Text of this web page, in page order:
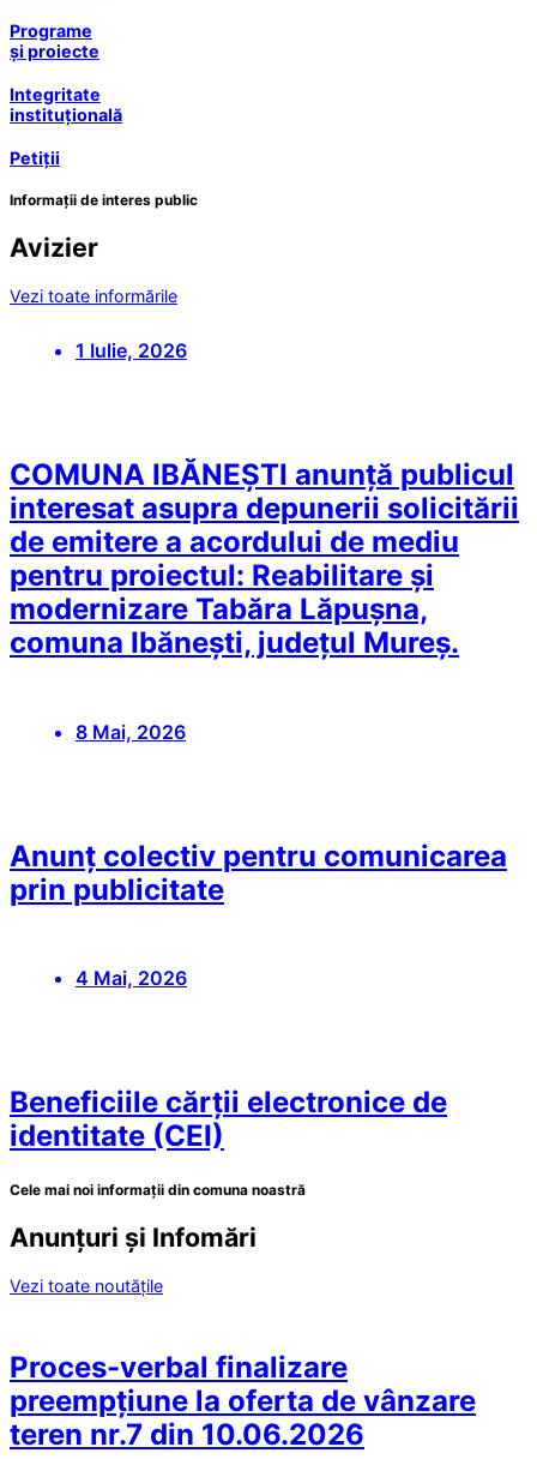
Programe
și proiecte
Integritate
instituțională
Petiții
Informații de interes public
Avizier
Vezi toate informările
1 Iulie, 2026
COMUNA IBĂNEȘTI anunță publicul
interesat asupra depunerii solicitării
de emitere a acordului de mediu
pentru proiectul: Reabilitare și
modernizare Tabăra Lăpușna,
comuna Ibănești, județul Mureș.
8 Mai, 2026
Anunț colectiv pentru comunicarea
prin publicitate
4 Mai, 2026
Beneficiile cărții electronice de
identitate (CEI)
Cele mai noi informații din comuna noastră
Anunțuri și Infomări
Vezi toate noutățile
Proces-verbal finalizare
preempțiune la oferta de vânzare
teren nr.7 din 10.06.2026